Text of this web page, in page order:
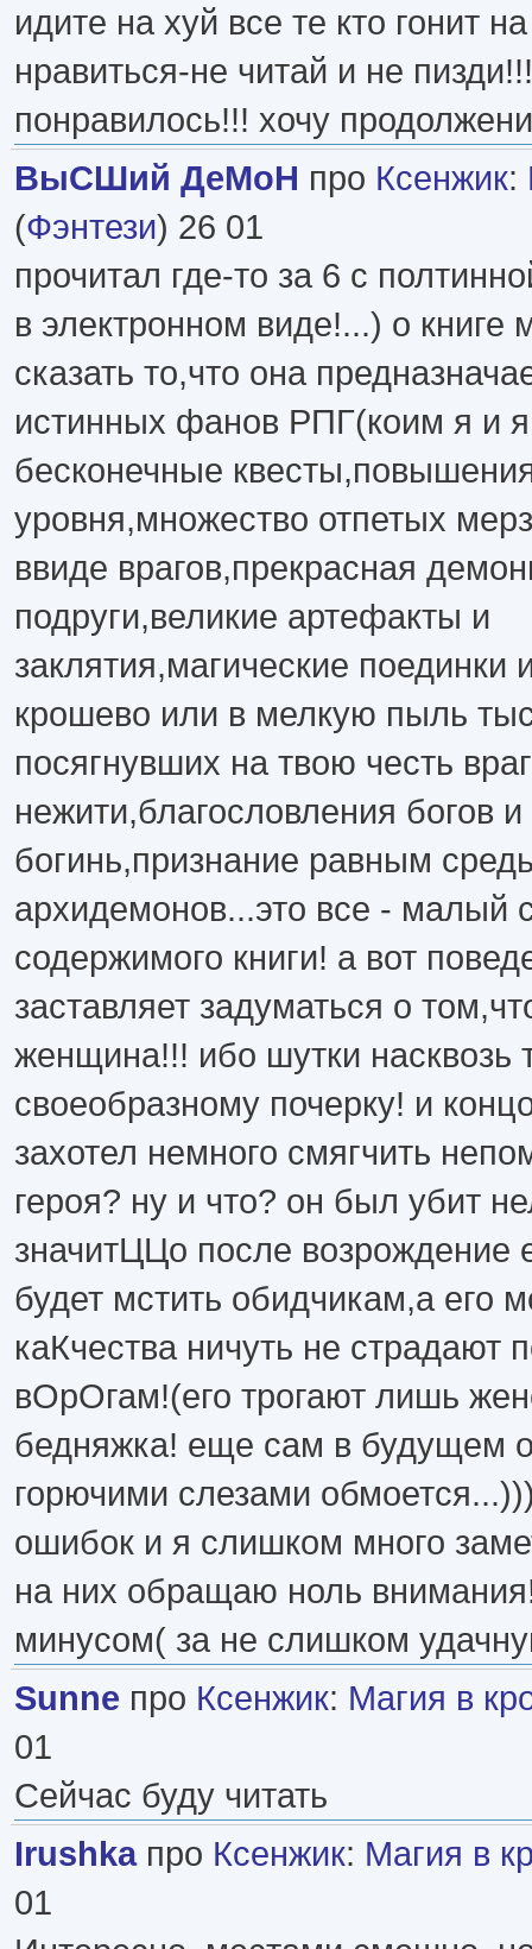
идите на хуй все те кто гонит
нравиться-не читай и не
понравилось!!! хочу
ВыСШий ДеМоН про Ксенжик:
(Фэнтези) 26 01
прочитал где-то за 6 с
в электронном виде!...) о
сказать то,что она
истинных фанов РПГ(коим я и
бесконечные
уровня,множество отпетых
ввиде врагов,прекрасная
подруги,великие артефакты и
заклятия,магические поединки
крошево или в мелкую пыль
посягнувших на твою честь
нежити,благословления богов
богинь,признание равным
архидемонов...это все - малый
содержимого книги! а вот
заставляет задуматься о
женщина!!! ибо шутки насквозь
своеобразному почерку! и
захотел немного смягчить
героя? ну и что? он был убит
значитЦЦо после
будет мстить обидчикам,а его
каКчества ничуть не страдают
вОрОгам!(его трогают лишь
бедняжка! еще сам в будущем
горючими слезами
ошибок и я слишком много
на них обращаю ноль
минусом( за не слишком
Sunne про Ксенжик: Магия в
01
Сейчас буду читать
Irushkaпро Ксенжик: Магия в
01